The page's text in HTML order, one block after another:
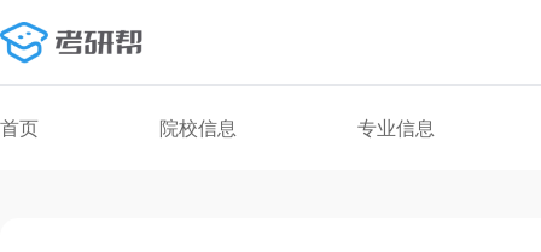
首页 院校信息 专业信息